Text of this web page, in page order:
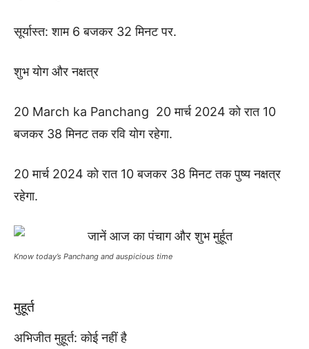
सूर्यास्त: शाम 6 बजकर 32 मिनट पर.
शुभ योग और नक्षत्र
20 March ka Panchang 20 मार्च 2024 को रात 10
बजकर 38 मिनट तक रवि योग रहेगा.
20 मार्च 2024 को रात 10 बजकर 38 मिनट तक पुष्य नक्षत्र
रहेगा.
Know today’s Panchang and auspicious time
मुहूर्त
अभिजीत मुहूर्त: कोई नहीं है